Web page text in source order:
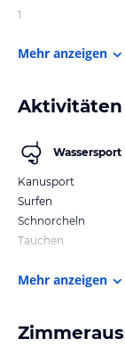
1
Mehr anzeigen
Aktivitäten
Wassersport
Kanusport
Surfen
Schnorcheln
Tauchen
Mehr anzeigen